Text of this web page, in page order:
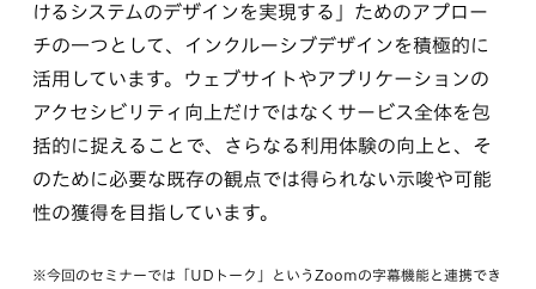
けるシステムのデザインを実現する」ためのアプロー
チの一つとして、インクルーシブデザインを積極的に
活用しています。ウェブサイトやアプリケーションの
アクセシビリティ向上だけではなくサービス全体を包
括的に捉えることで、さらなる利用体験の向上と、そ
のために必要な既存の観点では得られない示唆や可能
性の獲得を目指しています。
※今回のセミナーでは「UDトーク」というZoomの字幕機能と連携でき